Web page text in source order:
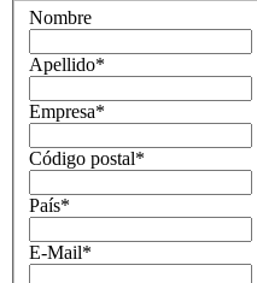
Nombre
Apellido*
Empresa*
Código postal*
País*
E-Mail*